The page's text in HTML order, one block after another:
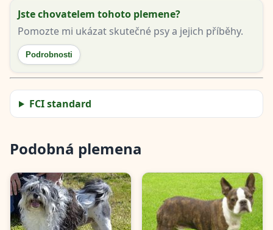
Jste chovatelem tohoto plemene?
Pomozte mi ukázat skutečné psy a jejich příběhy.
Podrobnosti
FCI standard
Podobná plemena